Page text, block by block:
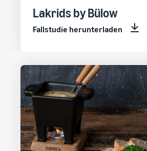
Lakrids by Bülow
Fallstudie herunterladen